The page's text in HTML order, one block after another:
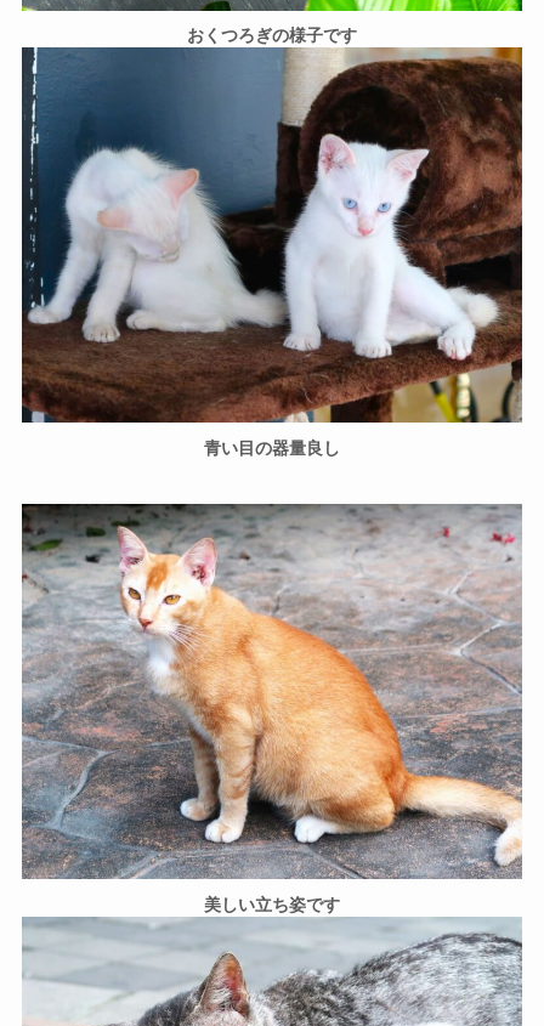
おくつろぎの様子です
青い目の器量良し
美しい立ち姿です